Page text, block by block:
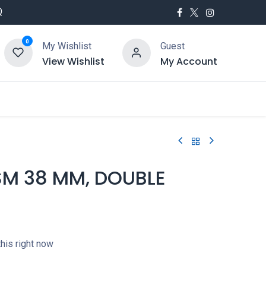
0 My Wishlist
View Wishlist
Guest
My Account
38 MM, DOUBLE
right now